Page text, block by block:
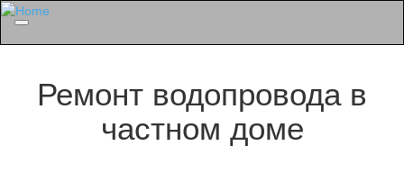
Ремонт водопровода в
частном доме